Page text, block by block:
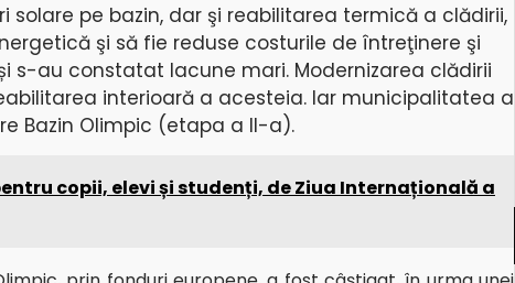
solare pe bazin, dar şi reabilitarea termică a clădirii,
şi să fie reduse costurile de întreţinere şi
s-au constatat lacune mari. Modernizarea clădirii
interioară a acesteia. Iar municipalitatea a
Bazin Olimpic (etapa a II-a).
copii, elevi și studenți, de Ziua Internațională a